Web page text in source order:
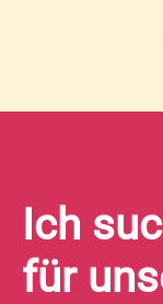
Ich
für